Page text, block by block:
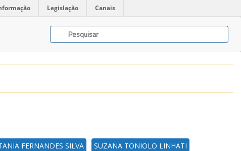
Legislação Canais
FERNANDES SILVA SUZANA TONIOLO LINHATI